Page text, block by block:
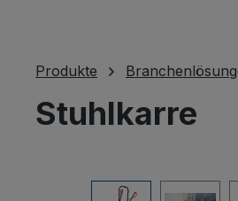
Produkte
Stuhlkarre
Bildergalerie überspringen